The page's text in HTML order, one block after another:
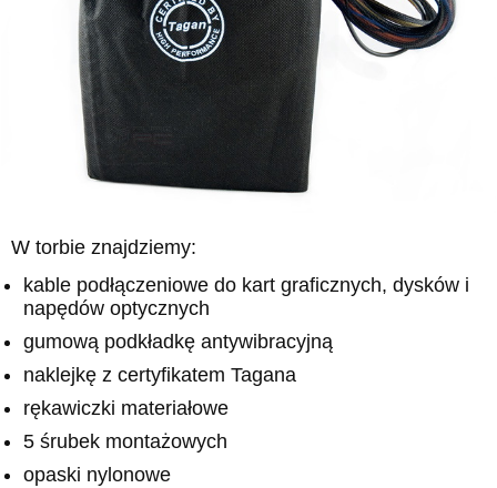
W torbie znajdziemy:
kable podłączeniowe do kart graficznych, dysków i
napędów optycznych
gumową podkładkę antywibracyjną
naklejkę z certyfikatem Tagana
rękawiczki materiałowe
5 śrubek montażowych
opaski nylonowe